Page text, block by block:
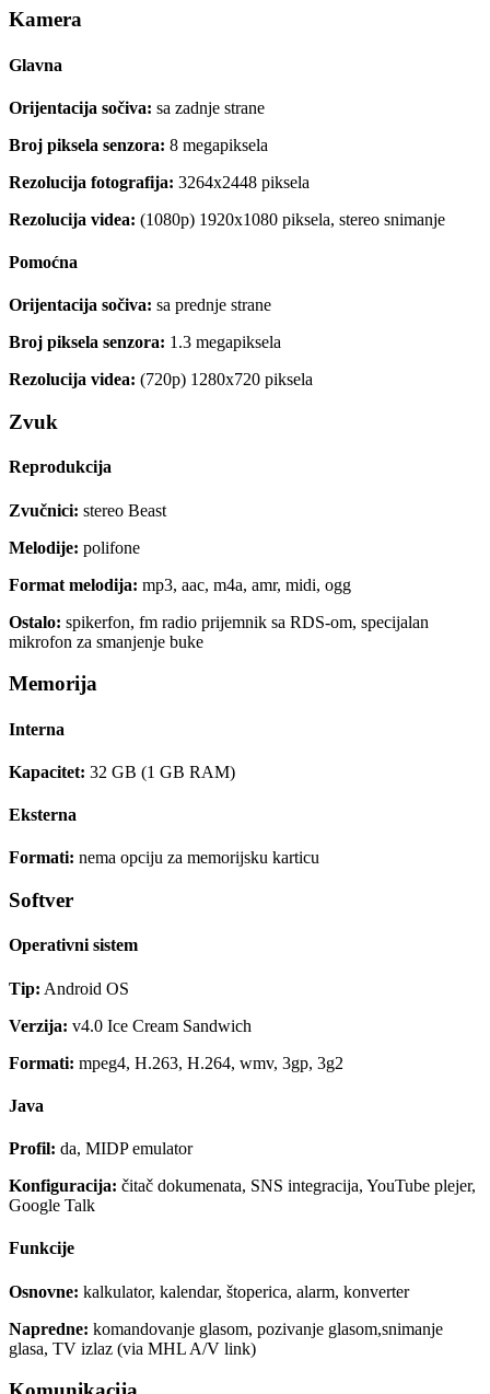
Kamera
Glavna
Orijentacija sočiva: sa zadnje strane
Broj piksela senzora: 8 megapiksela
Rezolucija fotografija: 3264x2448 piksela
Rezolucija videa: (1080p) 1920x1080 piksela, stereo snimanje
Pomoćna
Orijentacija sočiva: sa prednje strane
Broj piksela senzora: 1.3 megapiksela
Rezolucija videa: (720p) 1280x720 piksela
Zvuk
Reprodukcija
Zvučnici: stereo Beast
Melodije: polifone
Format melodija: mp3, aac, m4a, amr, midi, ogg
Ostalo: spikerfon, fm radio prijemnik sa RDS-om, specijalan
mikrofon za smanjenje buke
Memorija
Interna
Kapacitet: 32 GB (1 GB RAM)
Eksterna
Formati: nema opciju za memorijsku karticu
Softver
Operativni sistem
Tip: Android OS
Verzija: v4.0 Ice Cream Sandwich
Formati: mpeg4, H.263, H.264, wmv, 3gp, 3g2
Java
Profil: da, MIDP emulator
Konfiguracija: čitač dokumenata, SNS integracija, YouTube plejer,
Google Talk
Funkcije
Osnovne: kalkulator, kalendar, štoperica, alarm, konverter
Napredne: komandovanje glasom, pozivanje glasom,snimanje
glasa, TV izlaz (via MHL A/V link)